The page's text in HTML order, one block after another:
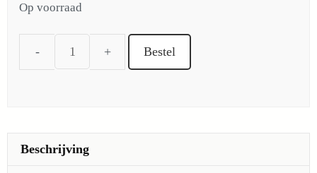
Op voorraad
Maïs
zeldzaam,
Bestel
Beschrijving